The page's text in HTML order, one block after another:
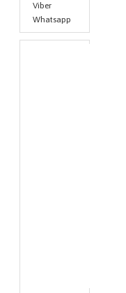
Viber
Whatsapp